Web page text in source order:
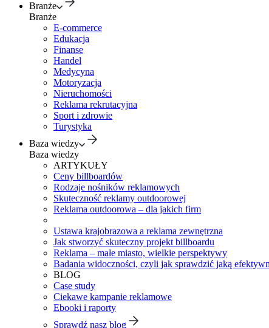
Branże
Branże
E-commerce
Edukacja
Finanse
Handel
Medycyna
Motoryzacja
Nieruchomości
Reklama rekrutacyjna
Sport i zdrowie
Turystyka
Baza wiedzy
Baza wiedzy
ARTYKUŁY
Ceny billboardów
Rodzaje nośników reklamowych
Skuteczność reklamy outdoorowej
Reklama outdoorowa – dla jakich firm
Ustawa krajobrazowa a reklama zewnętrzna
Jak stworzyć skuteczny projekt billboardu
Reklama – małe miasto, wielkie perspektywy
Badania widoczności, czyli jak sprawdzić jaką
BLOG
Case study
Ciekawe kampanie reklamowe
Ebooki i raporty
Sprawdź nasz blog